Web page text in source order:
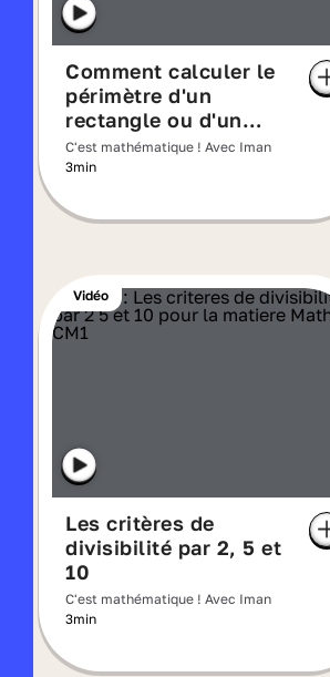
Comment calculer le
périmètre d'un
rectangle ou d'un
carré ?
C'est mathématique ! Avec Iman
3min
Vidéo
Les critères de
divisibilité par 2, 5 et
10
C'est mathématique ! Avec Iman
3min